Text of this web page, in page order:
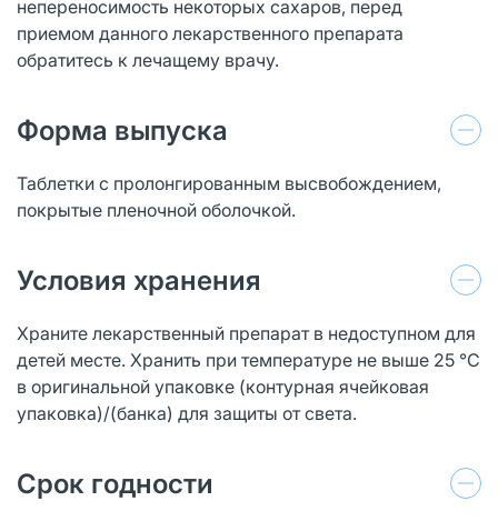
непереносимость некоторых сахаров, перед
приемом данного лекарственного препарата
обратитесь к лечащему врачу.
Форма выпуска
Таблетки с пролонгированным высвобождением,
покрытые пленочной оболочкой.
Условия хранения
Храните лекарственный препарат в недоступном для
детей месте. Хранить при температуре не выше 25 °С
в оригинальной упаковке (контурная ячейковая
упаковка)/(банка) для защиты от света.
Срок годности